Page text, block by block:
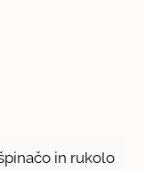
in rukolo